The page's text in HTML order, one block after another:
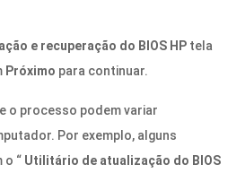
e recuperação do BIOS HP tela
Próximo para continuar.
o processo podem variar
Por exemplo, alguns
o “ Utilitário de atualização do BIOS